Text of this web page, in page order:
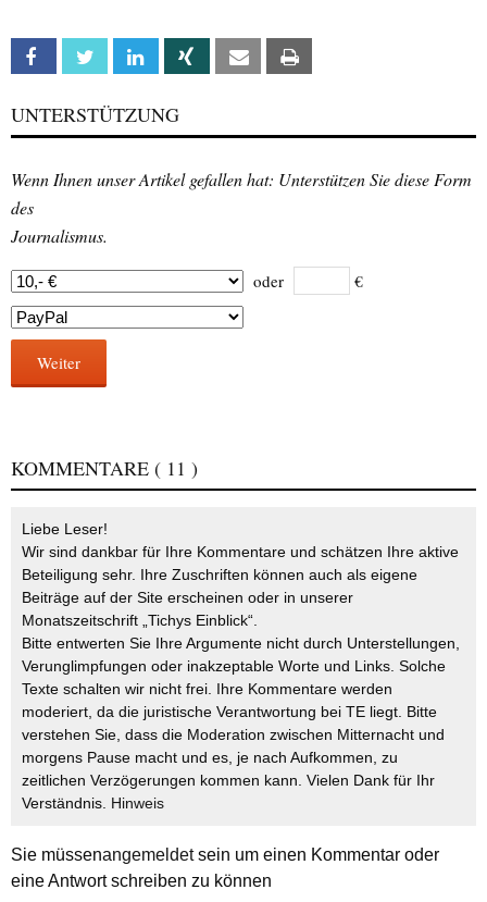
Facebook Twitter Linkedin Xing Email
UNTERSTÜTZUNG
Wenn Ihnen unser Artikel gefallen hat: Unterstützen Sie diese Form
des
Journalismus.
oder €
Weiter
KOMMENTARE ( 11 )
Liebe Leser!
Wir sind dankbar für Ihre Kommentare und schätzen Ihre aktive
Beteiligung sehr. Ihre Zuschriften können auch als eigene
Beiträge auf der Site erscheinen oder in unserer
Monatszeitschrift „Tichys Einblick“.
Bitte entwerten Sie Ihre Argumente nicht durch Unterstellungen,
Verunglimpfungen oder inakzeptable Worte und Links. Solche
Texte schalten wir nicht frei. Ihre Kommentare werden
moderiert, da die juristische Verantwortung bei TE liegt. Bitte
verstehen Sie, dass die Moderation zwischen Mitternacht und
morgens Pause macht und es, je nach Aufkommen, zu
zeitlichen Verzögerungen kommen kann. Vielen Dank für Ihr
Verständnis. Hinweis
Sie müssenangemeldetsein um einen Kommentar oder
eine Antwort schreiben zu können